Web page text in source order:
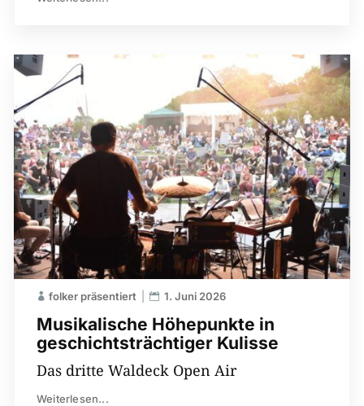
Musikalische Höhepunkte in
geschichtsträchtiger Kulisse
folker präsentiert 1. Juni 2026
Das dritte Waldeck Open Air
Weiterlesen...